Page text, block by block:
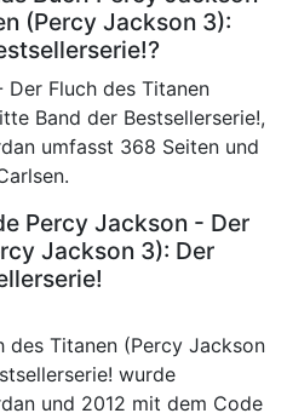
(Percy Jackson 3):
Der Fluch des Titanen
Band der Bestsellerserie!,
umfasst 368 Seiten und
Percy Jackson - Der
Jackson 3): Der
des Titanen (Percy Jackson
wurde
und 2012 mit dem Code